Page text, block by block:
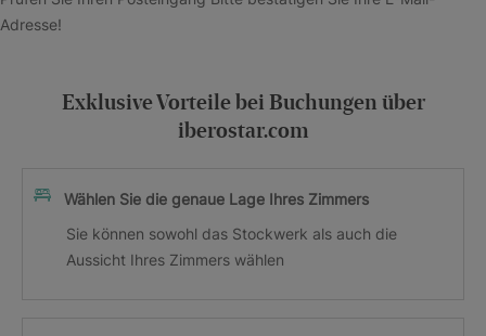
Adresse!
Exklusive Vorteile bei Buchungen über
iberostar.com
Wählen Sie die genaue Lage Ihres Zimmers
Sie können sowohl das Stockwerk als auch die
Aussicht Ihres Zimmers wählen